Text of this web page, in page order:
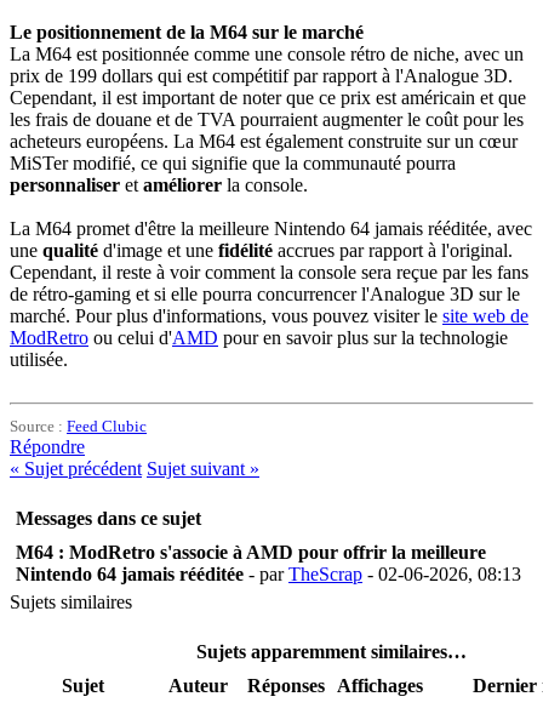
Le positionnement de la M64 sur le marché
La M64 est positionnée comme une console rétro de niche, avec un
prix de 199 dollars qui est compétitif par rapport à l'Analogue 3D.
Cependant, il est important de noter que ce prix est américain et que
les frais de douane et de TVA pourraient augmenter le coût pour les
acheteurs européens. La M64 est également construite sur un cœur
MiSTer modifié, ce qui signifie que la communauté pourra
personnaliser et améliorer la console.
La M64 promet d'être la meilleure Nintendo 64 jamais rééditée, avec
une qualité d'image et une fidélité accrues par rapport à l'original.
Cependant, il reste à voir comment la console sera reçue par les fans
de rétro-gaming et si elle pourra concurrencer l'Analogue 3D sur le
marché. Pour plus d'informations, vous pouvez visiter le site web de
ModRetro ou celui d'AMD pour en savoir plus sur la technologie
utilisée.
Source : Feed Clubic
Répondre
« Sujet précédent Sujet suivant »
Messages dans ce sujet
M64 : ModRetro s'associe à AMD pour offrir la meilleure
Nintendo 64 jamais rééditée - parTheScrap - 02-06-2026, 08:13
Sujets similaires
Sujets apparemment similaires…
Sujet
Auteur Réponses Affichages
Dernier